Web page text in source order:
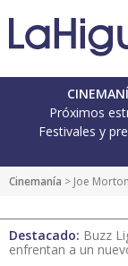
Próximos
Festivales y
Cinemanía > Joe Morton
Destacado: Buzz
enfrentan a un